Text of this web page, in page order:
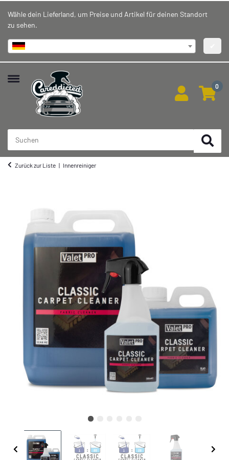
Wähle dein Lieferland, um Preise und Artikel für deinen Standort
zu sehen.
0
Zurück zur Liste Innenreiniger